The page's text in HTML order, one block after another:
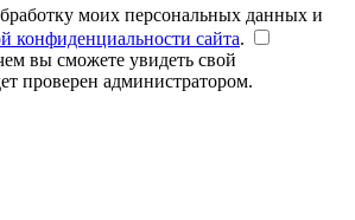
моих персональных данных и
конфиденциальности сайта.
вы сможете увидеть свой
проверен администратором.